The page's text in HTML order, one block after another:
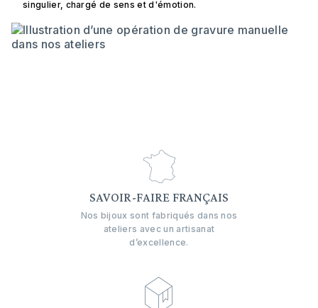
singulier, chargé de sens et d'émotion.
SAVOIR-FAIRE FRANÇAIS
Nos bijoux sont fabriqués dans nos
ateliers avec un artisanat
d’excellence.